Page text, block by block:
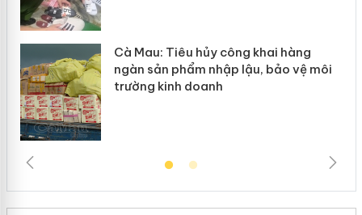
Cà Mau: Tiêu hủy công khai hàng
ngàn sản phẩm nhập lậu, bảo vệ môi
trường kinh doanh